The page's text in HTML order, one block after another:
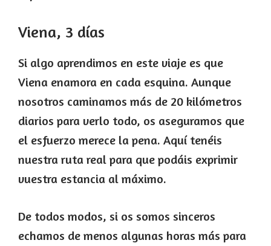
Viena, 3 días
Si algo aprendimos en este viaje es que
Viena enamora en cada esquina. Aunque
nosotros caminamos más de 20 kilómetros
diarios para verlo todo, os aseguramos que
el esfuerzo merece la pena. Aquí tenéis
nuestra ruta real para que podáis exprimir
vuestra estancia al máximo.
De todos modos, si os somos sinceros
echamos de menos algunas horas más para